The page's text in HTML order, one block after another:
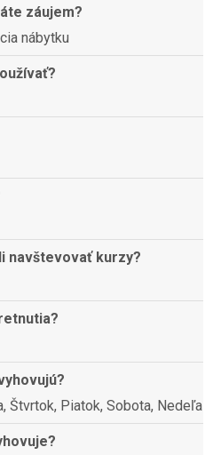
záujem?
nábytku
navštevovať kurzy?
Štvrtok, Piatok, Sobota, Nedeľa